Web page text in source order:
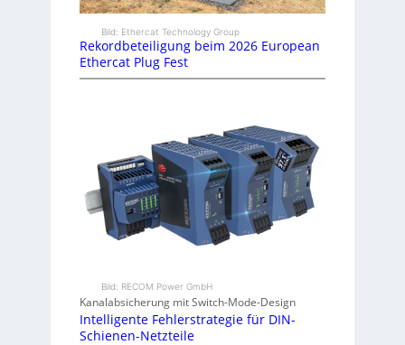
Bild: Ethercat Technology Group
Rekordbeteiligung beim 2026 European
Ethercat Plug Fest
Bild: RECOM Power GmbH
Kanalabsicherung mit Switch-Mode-Design
Intelligente Fehlerstrategie für DIN-
Schienen-Netzteile